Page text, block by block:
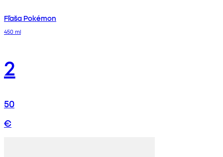
Fľaša Pokémon
450 ml
2
50
€